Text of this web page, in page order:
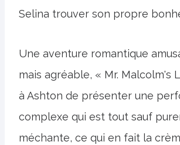
Selina trouver son propre
Une aventure romantique
mais agréable, « Mr. Malcolm's
à Ashton de présenter une
complexe qui est tout sauf
méchante, ce qui en fait la